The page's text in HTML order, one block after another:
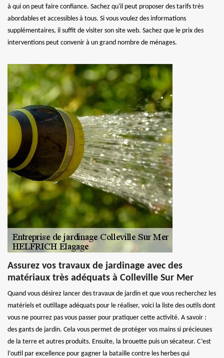
à qui on peut faire confiance. Sachez qu'il peut proposer des tarifs très
abordables et accessibles à tous. Si vous voulez des informations
supplémentaires, il suffit de visiter son site web. Sachez que le prix des
interventions peut convenir à un grand nombre de ménages.
Assurez vos travaux de jardinage avec des
matériaux très adéquats à Colleville Sur Mer
Quand vous désirez lancer des travaux de jardin et que vous recherchez les
matériels et outillage adéquats pour le réaliser, voici la liste des outils dont
vous ne pourrez pas vous passer pour pratiquer cette activité. A savoir :
des gants de jardin. Cela vous permet de protéger vos mains si précieuses
de la terre et autres produits. Ensuite, la brouette puis un sécateur. C’est
l’outil par excellence pour gagner la bataille contre les herbes qui